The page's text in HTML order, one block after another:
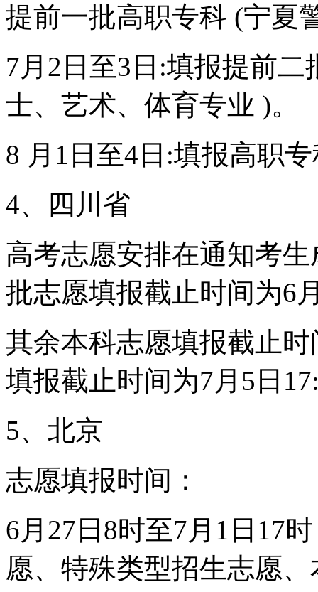
提前一批高职专科 (宁夏
7月2日至3日:填报提前
士、艺术、体育专业 )。
8 月1日至4日:填报高职
4、四川省
高考志愿安排在通知考
批志愿填报截止时间为6
其余本科志愿填报截止
填报截止时间为7月5日
5、北京
志愿填报时间：
6月27日8时至7月1日17
愿、特殊类型招生志愿